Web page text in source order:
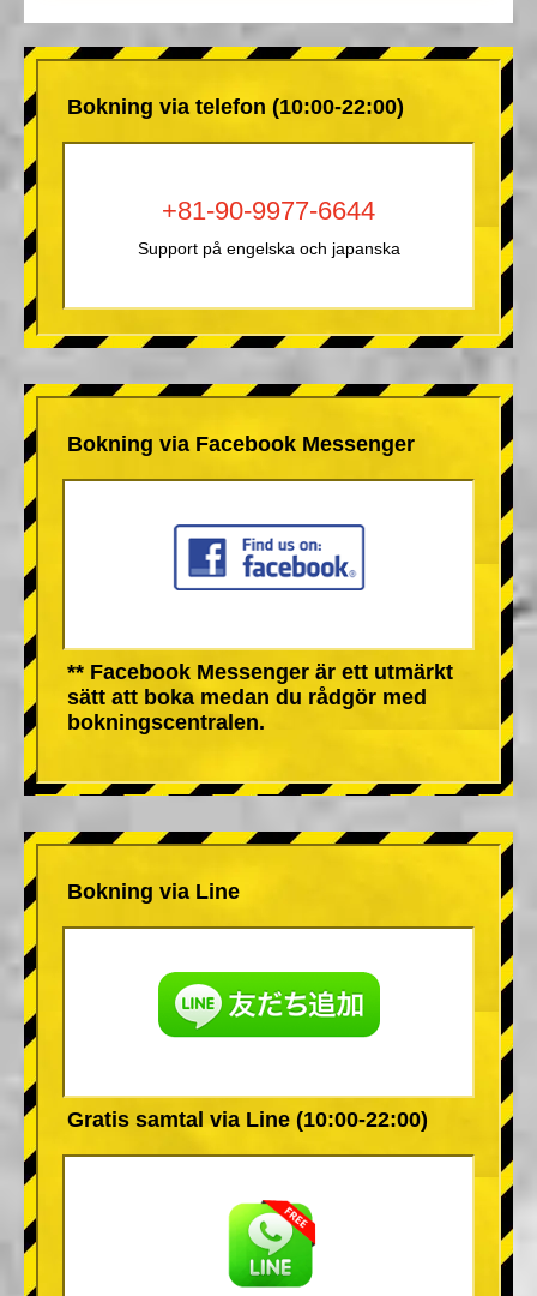
Bokning via telefon (10:00-22:00)
+81-90-9977-6644
Support på engelska och japanska
Bokning via Facebook Messenger
** Facebook Messenger är ett utmärkt
sätt att boka medan du rådgör med
bokningscentralen.
Bokning via Line
Gratis samtal via Line (10:00-22:00)